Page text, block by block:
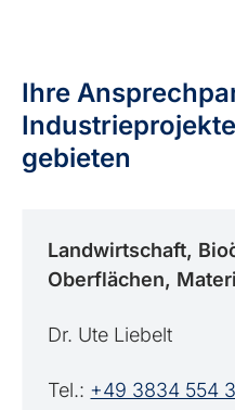
Ihre
gebieten
Land­wirtschaft,
Ober­flächen,
Dr. Ute Liebelt
Tel.: +49 3834 554